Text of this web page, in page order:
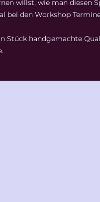
willst, wie man diesen
bei den Workshop
Stück handgemachte